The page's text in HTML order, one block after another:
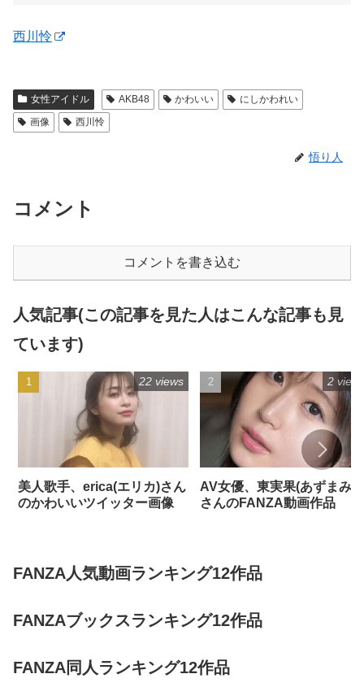
西川怜
女性アイドル AKB48 かわいい
にしかわれい
画像
西川怜
悟り人
コメント
コメントを書き込む
人気記事(この記事を見た人はこんな記事も見
ています)
美人歌手、erica(エリカ)さん
のかわいいツイッター画像
22 views
AV女優、東実果(あずまみ
さんのFANZA動画作品
2
FANZA人気動画ランキング12作品
FANZAブックスランキング12作品
FANZA同人ランキング12作品